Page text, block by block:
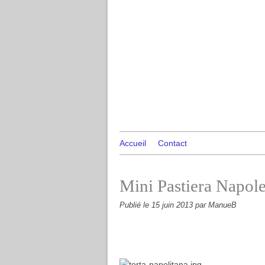
Accueil Contact
Mini Pastiera
Publié le 15 juin 2013 par ManueB